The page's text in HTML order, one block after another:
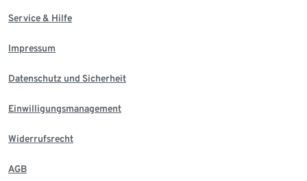
Service & Hilfe
Impressum
Datenschutz und Sicherheit
Einwilligungsmanagement
Widerrufsrecht
AGB